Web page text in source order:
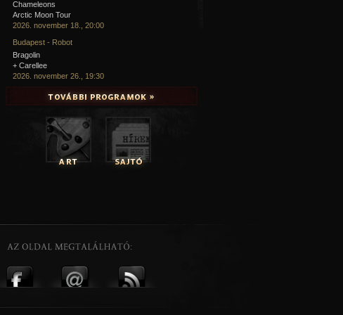
Chameleons
Arctic Moon Tour
2026. november 18., 20:00
Budapest - Robot
Bragolin
+ Carellee
2026. november 26., 19:30